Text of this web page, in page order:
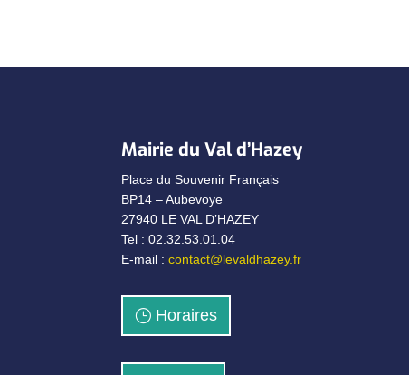
Mairie du Val d’Hazey
Place du Souvenir Français
BP14 – Aubevoye
27940 LE VAL D’HAZEY
Tel : 02.32.53.01.04
E-mail :contact@levaldhazey.fr
Horaires